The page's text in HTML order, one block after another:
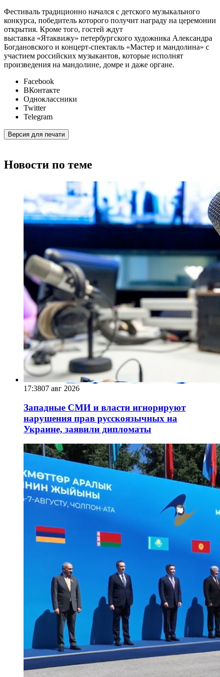
Фестиваль традиционно начался с детского музыкального
конкурса, победитель которого получит награду на церемонии
открытия. Кроме того, гостей ждут
выставка «Ятаквижу» петербургского художника Александра
Богдановского и концерт-спектакль «Мастер и мандолина» с
участием российских музыкантов, которые исполнят
произведения на мандолине, домре и даже органе.
Facebook
ВКонтакте
Одноклассники
Twitter
Telegram
Версия для печати
Новости по теме
17:3807 авг 2026
Западные СМИ и власти игнорируют
нарушения прав русскоязычных на
Украине, заявили дипломаты